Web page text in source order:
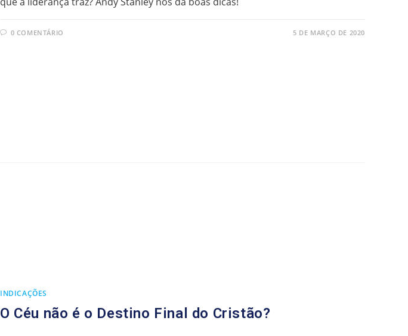
0 COMENTÁRIO 5 DE MARÇO DE 2020
INDICAÇÕES
O Céu não é o Destino Final do Cristão?